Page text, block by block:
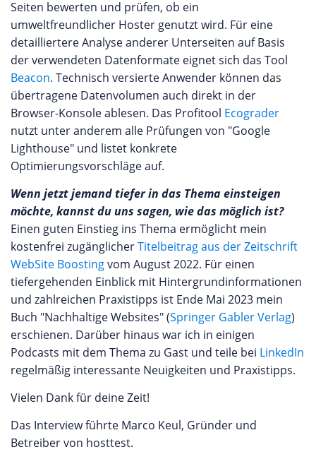
Seiten bewerten und prüfen, ob ein
umweltfreundlicher Hoster genutzt wird. Für eine
detailliertere Analyse anderer Unterseiten auf Basis
der verwendeten Datenformate eignet sich das Tool
Beacon. Technisch versierte Anwender können das
übertragene Datenvolumen auch direkt in der
Browser-Konsole ablesen. Das Profitool Ecograder
nutzt unter anderem alle Prüfungen von "Google
Lighthouse" und listet konkrete
Optimierungsvorschläge auf.
Wenn jetzt jemand tiefer in das Thema einsteigen
möchte, kannst du uns sagen, wie das möglich ist?
Einen guten Einstieg ins Thema ermöglicht mein
kostenfrei zugänglicherTitelbeitrag aus der Zeitschrift
WebSite Boostingvom August 2022. Für einen
tiefergehenden Einblick mit Hintergrundinformationen
und zahlreichen Praxistipps ist Ende Mai 2023 mein
Buch "Nachhaltige Websites" (Springer Gabler Verlag)
erschienen. Darüber hinaus war ich in einigen
Podcasts mit dem Thema zu Gast und teile bei LinkedIn
regelmäßig interessante Neuigkeiten und Praxistipps.
Vielen Dank für deine Zeit!
Das Interview führte Marco Keul, Gründer und
Betreiber von hosttest.